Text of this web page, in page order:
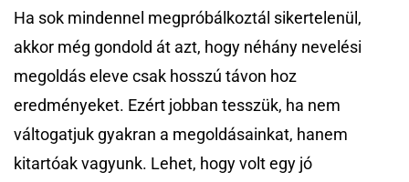
Ha sok mindennel megpróbálkoztál sikertelenül,
akkor még gondold át azt, hogy néhány nevelési
megoldás eleve csak hosszú távon hoz
eredményeket. Ezért jobban tesszük, ha nem
váltogatjuk gyakran a megoldásainkat, hanem
kitartóak vagyunk. Lehet, hogy volt egy jó